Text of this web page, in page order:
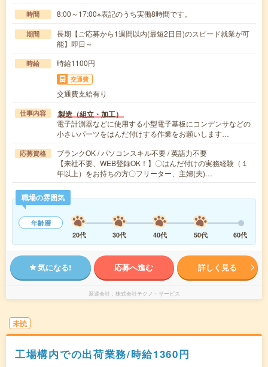
時間 8:00～17:00※表記のうち実働8時間です。
期間
長期【ご応募から1週間以内(最短2日目)のスピード就業が可
能】即日～
時給 時給1100円
交通費
交通費支給有り
仕事内容 製造（組立・加工）
電子計測器などに使用する小型電子基板にコンデンサなどの
小さいパーツをはんだ付けする作業をお願いします…
応募資格
ブランクOK / パソコンスキル不要 / 英語力不要
【来社不要、WEB登録OK！】〇はんだ付けの実務経験（１
年以上）をお持ちの方〇フリーター、主婦(夫)…
職場の雰囲気
年齢層
20代
30代 40代 50代 60代
気になる! 応募へ進む 詳しく見る
派遣会社 株式会社テクノ・サービス
未読
工場構内での出荷業務/時給1360円